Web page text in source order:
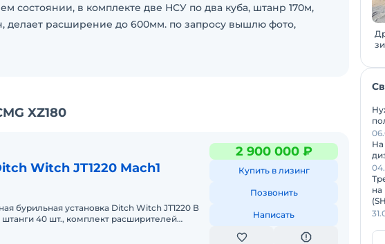
состоянии, в комплекте две НСУ по два куба, штанр 170м,
делает расширение до 600мм. по запросу вышлю фото,
XZ180
Witch JT1220 Mach1
бурильная установка Ditch Witch JT1220 В
штанги 40 шт., комплект расширителей
2 900 000 ₽
Купить в лизинг
Позвонить
Написать
На
на